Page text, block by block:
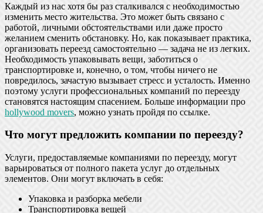
Каждый из нас хотя бы раз сталкивался с необходимостью
изменить место жительства. Это может быть связано с
работой, личными обстоятельствами или даже просто
желанием сменить обстановку. Но, как показывает практика,
организовать переезд самостоятельно — задача не из легких.
Необходимость упаковывать вещи, заботиться о
транспортировке и, конечно, о том, чтобы ничего не
повредилось, зачастую вызывает стресс и усталость. Именно
поэтому услуги профессиональных компаний по переезду
становятся настоящим спасением. Больше информации про
hollywood movers, можно узнать пройдя по ссылке.
Что могут предложить компании по переезду?
Услуги, предоставляемые компаниями по переезду, могут
варьироваться от полного пакета услуг до отдельных
элементов. Они могут включать в себя:
Упаковка и разборка мебели
Транспортировка вещей